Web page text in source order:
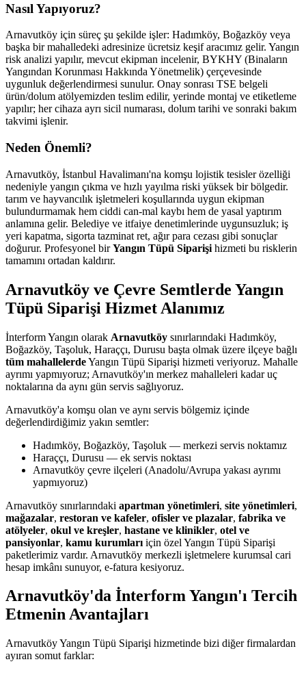
Nasıl Yapıyoruz?
Arnavutköy için süreç şu şekilde işler: Hadımköy, Boğazköy veya
başka bir mahalledeki adresinize ücretsiz keşif aracımız gelir. Yangın
risk analizi yapılır, mevcut ekipman incelenir, BYKHY (Binaların
Yangından Korunması Hakkında Yönetmelik) çerçevesinde
uygunluk değerlendirmesi sunulur. Onay sonrası TSE belgeli
ürün/dolum atölyemizden teslim edilir, yerinde montaj ve etiketleme
yapılır; her cihaza ayrı sicil numarası, dolum tarihi ve sonraki bakım
takvimi işlenir.
Neden Önemli?
Arnavutköy, İstanbul Havalimanı'na komşu lojistik tesisler özelliği
nedeniyle yangın çıkma ve hızlı yayılma riski yüksek bir bölgedir.
tarım ve hayvancılık işletmeleri koşullarında uygun ekipman
bulundurmamak hem ciddi can-mal kaybı hem de yasal yaptırım
anlamına gelir. Belediye ve itfaiye denetimlerinde uygunsuzluk; iş
yeri kapatma, sigorta tazminat ret, ağır para cezası gibi sonuçlar
doğurur. Profesyonel birYangın Tüpü Siparişi hizmeti bu risklerin
tamamını ortadan kaldırır.
Arnavutköy ve Çevre Semtlerde Yangın
Tüpü Siparişi Hizmet Alanımız
İnterform Yangın olarak Arnavutköy sınırlarındaki Hadımköy,
Boğazköy, Taşoluk, Haraççı, Durusu başta olmak üzere ilçeye bağlı
tüm mahallelerdeYangın Tüpü Siparişi hizmeti veriyoruz. Mahalle
ayrımı yapmıyoruz; Arnavutköy'ın merkez mahalleleri kadar uç
noktalarına da aynı gün servis sağlıyoruz.
Arnavutköy'a komşu olan ve aynı servis bölgemiz içinde
değerlendirdiğimiz yakın semtler:
Hadımköy, Boğazköy, Taşoluk — merkezi servis noktamız
Haraççı, Durusu — ek servis noktası
Arnavutköy çevre ilçeleri (Anadolu/Avrupa yakası ayrımı
yapmıyoruz)
Arnavutköy sınırlarındaki apartman yönetimleri, site yönetimleri,
mağazalar, restoran ve kafeler, ofisler ve plazalar, fabrika ve
atölyeler, okul ve kreşler, hastane ve klinikler, otel ve
pansiyonlar, kamu kurumları için özel Yangın Tüpü Siparişi
paketlerimiz vardır. Arnavutköy merkezli işletmelere kurumsal cari
hesap imkânı sunuyor, e-fatura kesiyoruz.
Arnavutköy'da İnterform Yangın'ı Tercih
Etmenin Avantajları
Arnavutköy Yangın Tüpü Siparişi hizmetinde bizi diğer firmalardan
ayıran somut farklar: